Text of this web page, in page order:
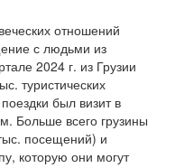
отношений
с людьми из
2024 г. из Грузии
туристических
был визит в
Больше всего грузины
посещений) и
которую они могут